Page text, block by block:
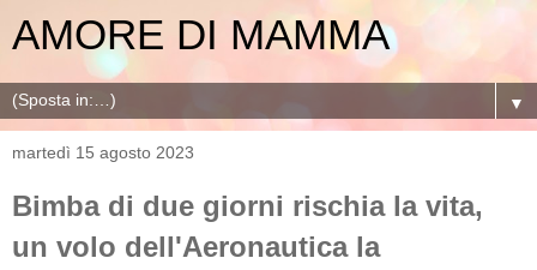
AMORE DI MAMMA
▼
martedì 15 agosto 2023
Bimba di due giorni rischia la vita,
un volo dell'Aeronautica la